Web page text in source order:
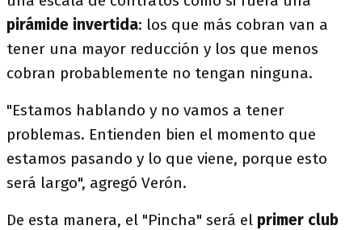
pirámide invertida: los que más cobran van a
tener una mayor reducción y los que menos
cobran probablemente no tengan ninguna.
"Estamos hablando y no vamos a tener
problemas. Entienden bien el momento que
estamos pasando y lo que viene, porque esto
será largo", agregó Verón.
De esta manera, el "Pincha" será el primer club